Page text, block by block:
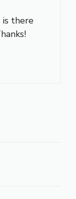
there